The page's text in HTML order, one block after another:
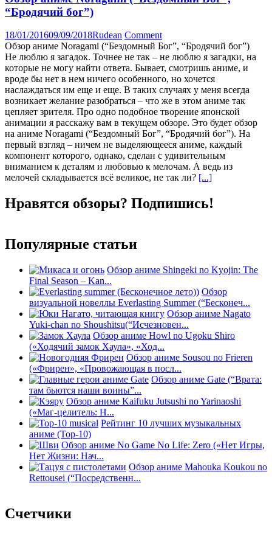
“Бродячий бог”)
18/01/201609/09/2018Rudean Comment
Обзор аниме Noragami (“Бездомный Бог”, “Бродячий бог”)
Не люблю я загадок. Точнее не так – не люблю я загадки, на
которые не могу найти ответа. Бывает, смотришь аниме, и
вроде бы нет в нем ничего особенного, но хочется
наслаждаться им еще и еще. В таких случаях у меня всегда
возникает желание разобраться – что же в этом аниме так
цепляет зрителя. Про одно подобное творение японской
анимации я расскажу вам в текущем обзоре. Это будет обзор
на аниме Noragami (“Бездомный Бог”, “Бродячий бог”). На
первый взгляд – ничем не выделяющееся аниме, каждый
компонент которого, однако, сделан с удивительным
вниманием к деталям и любовью к мелочам. А ведь из
мелочей складывается всё великое, не так ли? [...]
Нравятся обзоры? Подпишись!
Популярные статьи
Обзор аниме Shingeki no Kyojin: The
Final Season – Kan...
Обзор
визуальной новеллы Everlasting Summer (“Бесконеч...
Обзор аниме Nagato
Yuki-chan no Shoushitsu(“Исчезновен...
Обзор аниме Howl no Ugoku Shiro
(«Ходячий замок Хаула», «Ход...
Обзор аниме Sousou no Frieren
(«Фрирен», «Провожающая в посл...
Обзор аниме Gate (“Врата:
там бьются наши воины”...
Обзор аниме Kaifuku Jutsushi no Yarinaoshi
(«Маг-целитель: Н...
Рейтинг 10 лучших музыкальных
аниме (Top-10)
Обзор аниме No Game No Life: Zero («Нет Игры,
Нет Жизни: Нач...
Обзор аниме Mahouka Koukou no
Rettousei (“Посредственн...
Счетчики